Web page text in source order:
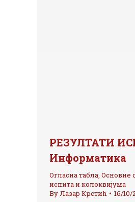
РЕЗУЛТАТИ
Информатика
Огласна табла, Основне
испита и колоквијума
ByЛазар Крстић 16/10/